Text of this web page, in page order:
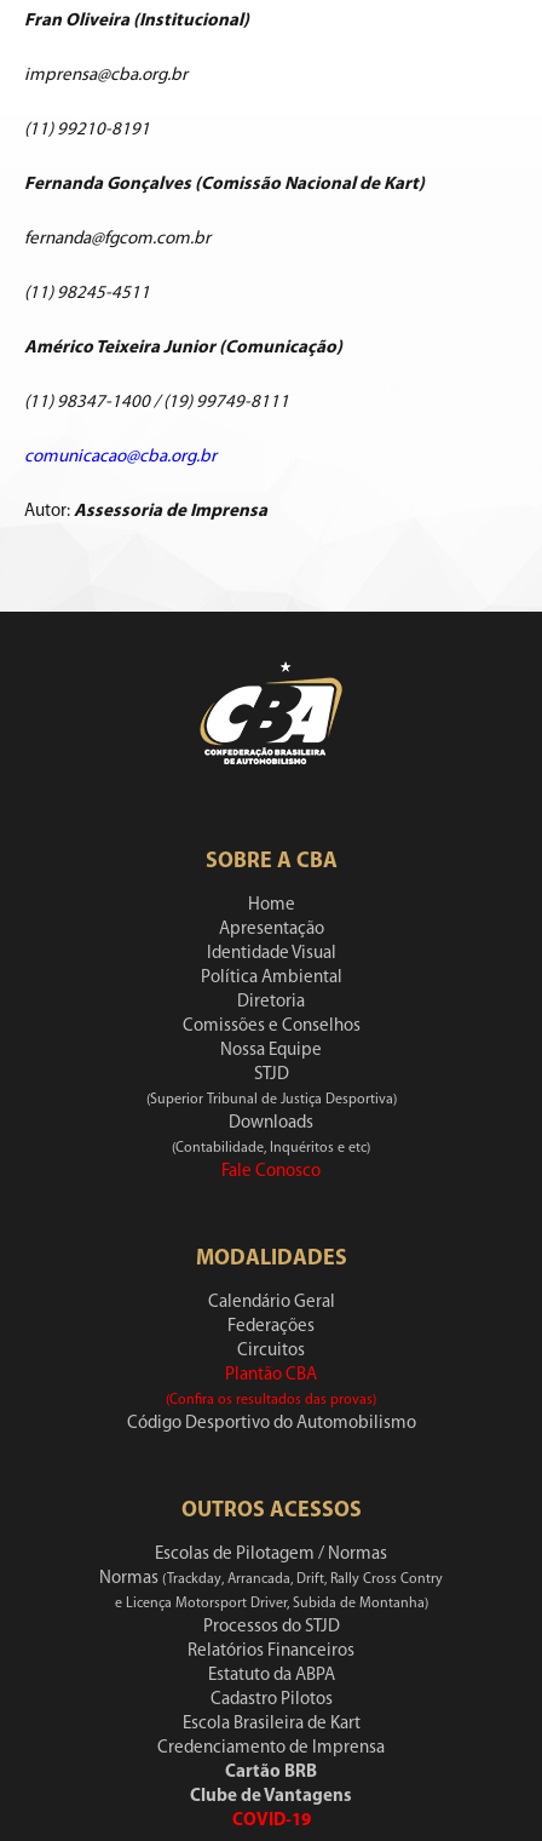
Fran Oliveira (Institucional)
imprensa@cba.org.br
(11) 99210-8191
Fernanda Gonçalves (Comissão Nacional de Kart)
fernanda@fgcom.com.br
(11) 98245-4511
Américo Teixeira Junior (Comunicação)
(11) 98347-1400 / (19) 99749-8111
comunicacao@cba.org.br
Autor: Assessoria de Imprensa
SOBRE A CBA
Home
Apresentação
Identidade Visual
Política Ambiental
Diretoria
Comissões e Conselhos
Nossa Equipe
STJD
(Superior Tribunal de Justiça Desportiva)
Downloads
(Contabilidade, Inquéritos e etc)
Fale Conosco
MODALIDADES
Calendário Geral
Federações
Circuitos
Plantão CBA
(Confira os resultados das provas)
Código Desportivo do Automobilismo
OUTROS ACESSOS
Escolas de Pilotagem / Normas
Normas (Trackday, Arrancada, Drift, Rally Cross Contry
e Licença Motorsport Driver, Subida de Montanha)
Processos do STJD
Relatórios Financeiros
Estatuto da ABPA
Cadastro Pilotos
Escola Brasileira de Kart
Credenciamento de Imprensa
Cartão BRB
Clube de Vantagens
COVID-19